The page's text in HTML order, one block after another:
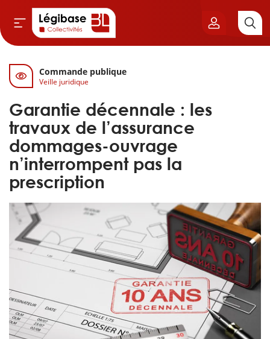
& Cimetières
& Élu local
& Finances locales
publique
Commande publique
Veille juridique
Garantie décennale : les
travaux de l’assurance
dommages-ouvrage
n’interrompent pas la
prescription